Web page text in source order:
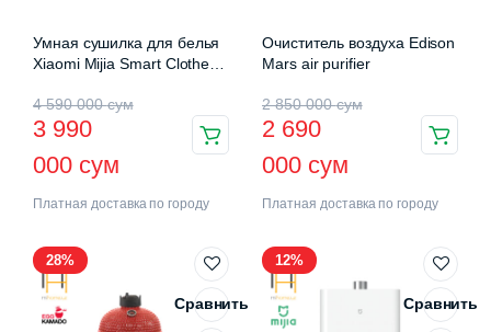
Умная сушилка для белья
Xiaomi Mijia Smart Clothes
4 590 000сум
3 990
000 сум
Платная доставка по городу
Очиститель воздуха Edison
Mars air purifier
2 850 000сум
2 690
000 сум
Платная доставка по городу
28%
Сравнить
12%
Сравнить